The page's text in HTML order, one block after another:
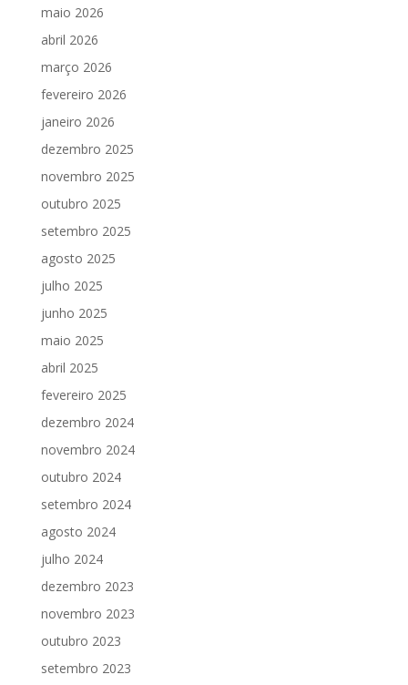
maio 2026
abril 2026
março 2026
fevereiro 2026
janeiro 2026
dezembro 2025
novembro 2025
outubro 2025
setembro 2025
agosto 2025
julho 2025
junho 2025
maio 2025
abril 2025
fevereiro 2025
dezembro 2024
novembro 2024
outubro 2024
setembro 2024
agosto 2024
julho 2024
dezembro 2023
novembro 2023
outubro 2023
setembro 2023